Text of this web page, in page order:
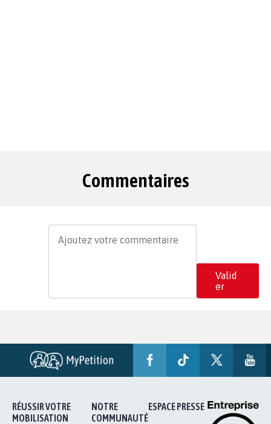
Commentaires
Valid
er
RÉUSSIR VOTRE
MOBILISATION
NOTRE
COMMUNAUTÉ
ESPACE PRESSE